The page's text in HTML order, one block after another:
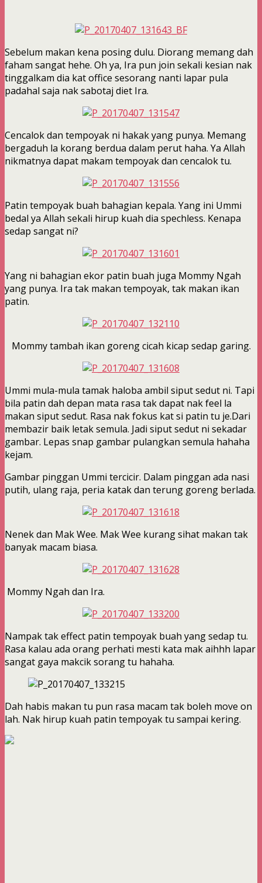
Sebelum makan kena posing dulu. Diorang memang dah
faham sangat hehe. Oh ya, Ira pun join sekali kesian nak
tinggalkam dia kat office sesorang nanti lapar pula
padahal saja nak sabotaj diet Ira.
Cencalok dan tempoyak ni hakak yang punya. Memang
bergaduh la korang berdua dalam perut haha. Ya Allah
nikmatnya dapat makam tempoyak dan cencalok tu.
Patin tempoyak buah bahagian kepala. Yang ini Ummi
bedal ya Allah sekali hirup kuah dia spechless. Kenapa
sedap sangat ni?
Yang ni bahagian ekor patin buah juga Mommy Ngah
yang punya. Ira tak makan tempoyak, tak makan ikan
patin.
Mommy tambah ikan goreng cicah kicap sedap garing.
Ummi mula-mula tamak haloba ambil siput sedut ni. Tapi
bila patin dah depan mata rasa tak dapat nak feel la
makan siput sedut. Rasa nak fokus kat si patin tu je.Dari
membazir baik letak semula. Jadi siput sedut ni sekadar
gambar. Lepas snap gambar pulangkan semula hahaha
kejam.
Gambar pinggan Ummi tercicir. Dalam pinggan ada nasi
putih, ulang raja, peria katak dan terung goreng berlada.
Nenek dan Mak Wee. Mak Wee kurang sihat makan tak
banyak macam biasa.
Mommy Ngah dan Ira.
Nampak tak effect patin tempoyak buah yang sedap tu.
Rasa kalau ada orang perhati mesti kata mak aihhh lapar
sangat gaya makcik sorang tu hahaha.
Dah habis makan tu pun rasa macam tak boleh move on
lah. Nak hirup kuah patin tempoyak tu sampai kering.